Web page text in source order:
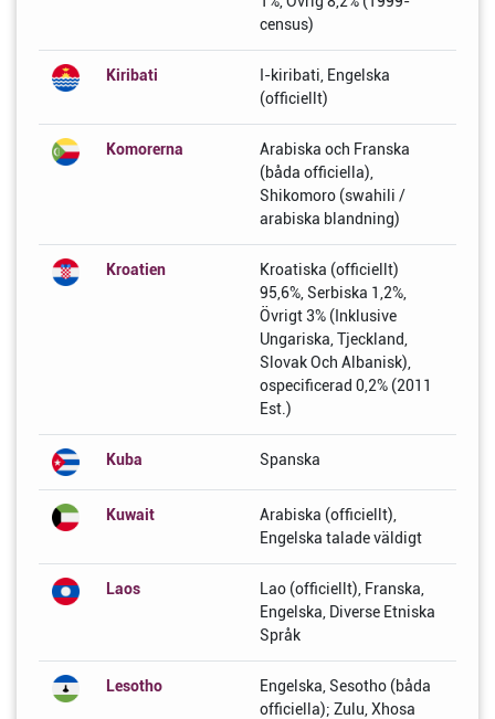
census)
Kiribati
I-kiribati, Engelska
(officiellt)
Komorerna
Arabiska och Franska
(båda officiella),
Shikomoro (swahili /
arabiska blandning)
Kroatien
Kroatiska (officiellt)
95,6%, Serbiska 1,2%,
Övrigt 3% (Inklusive
Ungariska, Tjeckland,
Slovak Och Albanisk),
ospecificerad 0,2% (2011
Est.)
Kuba Spanska
Kuwait
Arabiska (officiellt),
Engelska talade väldigt
Laos
Lao (officiellt), Franska,
Engelska, Diverse Etniska
Språk
Lesotho
Engelska, Sesotho (båda
officiella); Zulu, Xhosa